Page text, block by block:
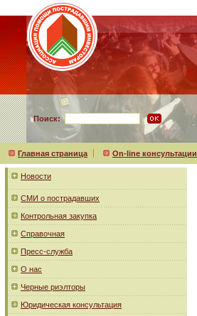
Поиск:
Главная страница On-line консультации
Новости
СМИ о пострадавших
Контрольная закупка
Справочная
Пресс-служба
О нас
Черные риэлторы
Юридическая консультация